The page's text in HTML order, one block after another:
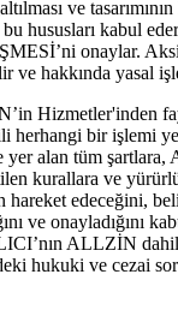
ve
hususları kabul
onaylar.
ve hakkında yasal
Hizmetler'inden
herhangi bir işlemi
yer alan tüm
kurallara ve
hareket edeceğini,
ve onayladığını
ALLZİN
hukuki ve cezai